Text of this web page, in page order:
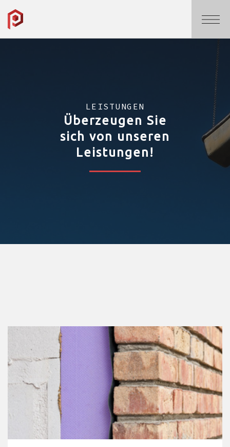
LEISTUNGEN
Überzeugen Sie
sich von unseren
Leistungen!